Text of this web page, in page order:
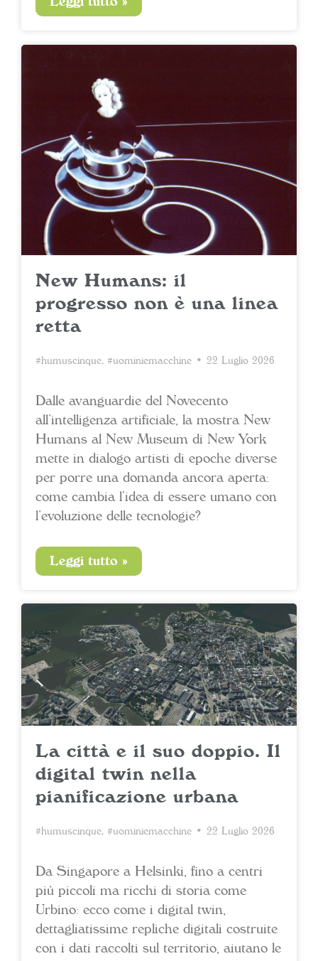
New Humans: il
progresso non è una linea
retta
#humuscinque, #uominiemacchine • 22 Luglio 2026
Dalle avanguardie del Novecento
all’intelligenza artificiale, la mostra New
Humans al New Museum di New York
mette in dialogo artisti di epoche diverse
per porre una domanda ancora aperta:
come cambia l’idea di essere umano con
l’evoluzione delle tecnologie?
Leggi tutto »
La città e il suo doppio. Il
digital twin nella
pianificazione urbana
#humuscinque, #uominiemacchine • 22 Luglio 2026
Da Singapore a Helsinki, fino a centri
più piccoli ma ricchi di storia come
Urbino: ecco come i digital twin,
dettagliatissime repliche digitali costruite
con i dati raccolti sul territorio, aiutano le